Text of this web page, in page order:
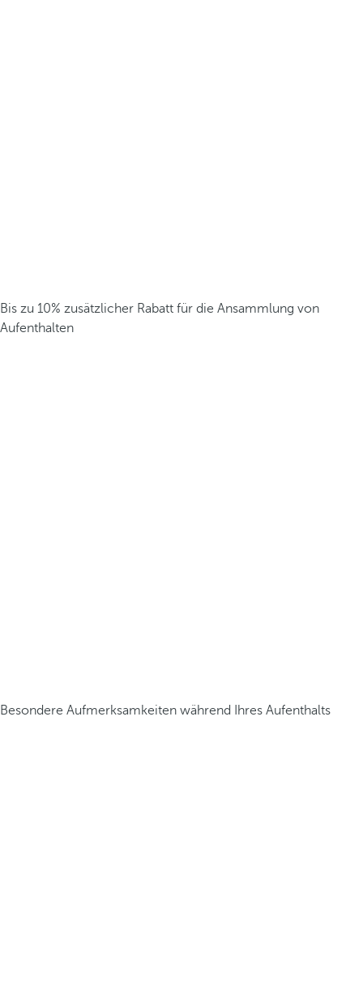
Bis zu 10% zusätzlicher Rabatt für die Ansammlung von
Aufenthalten
Besondere Aufmerksamkeiten während Ihres Aufenthalts